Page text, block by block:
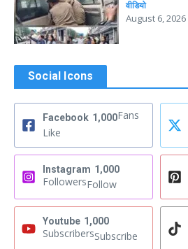
वीडियो
August 6, 2026
Social Icons
Facebook 1,000Fans
Like
Instagram 1,000
FollowersFollow
Youtube 1,000
SubscribersSubscribe